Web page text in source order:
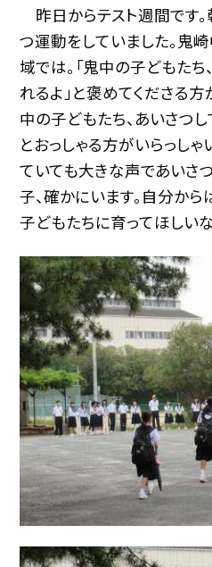
昨日からテスト週間です
つ運動をしていました。鬼
域では。「鬼中の子どもたち
れるよ」と褒めてくださる方
中の子どもたち、あいさつ
とおっしゃる方がいらっし
ていても大きな声であいさ
子、確かにいます。自分から
子どもたちに育ってほしい